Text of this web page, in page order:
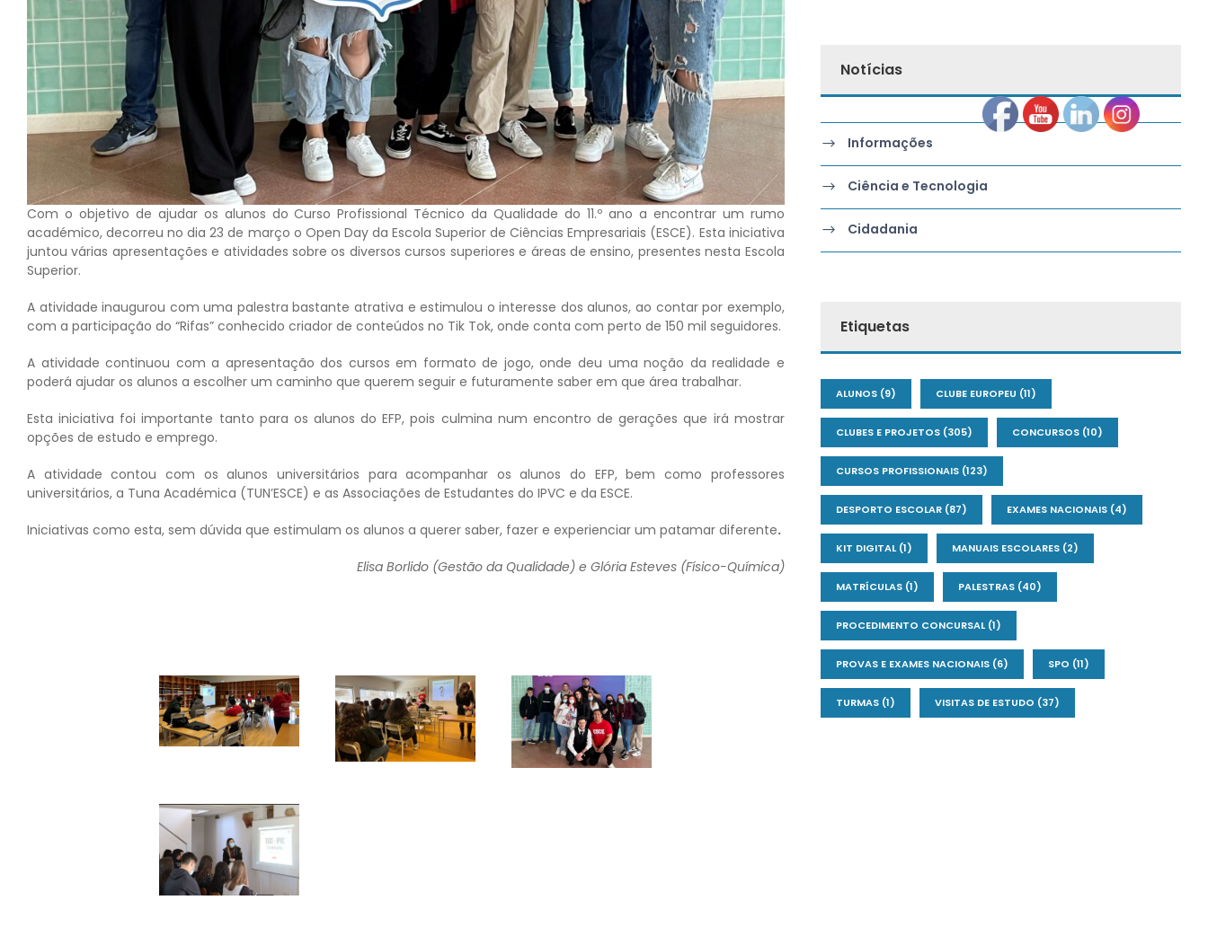
Com o objetivo de ajudar os alunos do Curso Profissional Técnico da Qualidade do 11.º ano a encontrar um rumo
académico, decorreu no dia 23 de março o Open Day da Escola Superior de Ciências Empresariais (ESCE). Esta iniciativa
juntou várias apresentações e atividades sobre os diversos cursos superiores e áreas de ensino, presentes nesta Escola
Superior.
A atividade inaugurou com uma palestra bastante atrativa e estimulou o interesse dos alunos, ao contar por exemplo,
com a participação do “Rifas” conhecido criador de conteúdos no Tik Tok, onde conta com perto de 150 mil seguidores.
A atividade continuou com a apresentação dos cursos em formato de jogo, onde deu uma noção da realidade e
poderá ajudar os alunos a escolher um caminho que querem seguir e futuramente saber em que área trabalhar.
Esta iniciativa foi importante tanto para os alunos do EFP, pois culmina num encontro de gerações que irá mostrar
opções de estudo e emprego.
A atividade contou com os alunos universitários para acompanhar os alunos do EFP, bem como professores
universitários, a Tuna Académica (TUN’ESCE) e as Associações de Estudantes do IPVC e da ESCE.
Iniciativas como esta, sem dúvida que estimulam os alunos a querer saber, fazer e experienciar um patamar diferente.
Elisa Borlido (Gestão da Qualidade) e Glória Esteves (Físico-Química)
Notícias
Informações
Ciência e Tecnologia
Cidadania
Etiquetas
ALUNOS(9) CLUBE EUROPEU (11)
CLUBES E PROJETOS(305) CONCURSOS(10)
CURSOS PROFISSIONAIS(123)
DESPORTO ESCOLAR(87) EXAMES NACIONAIS(4)
KIT DIGITAL(1) MANUAIS ESCOLARES(2)
MATRÍCULAS(1) PALESTRAS(40)
PROCEDIMENTO CONCURSAL(1)
PROVAS E EXAMES NACIONAIS(6) SPO (11)
TURMAS(1) VISITAS DE ESTUDO (37)